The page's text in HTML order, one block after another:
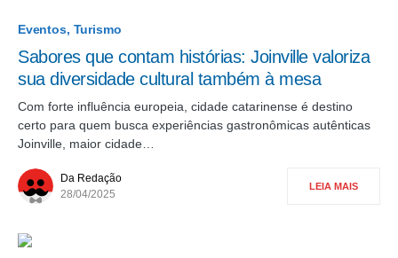
Eventos Turismo
Sabores que contam histórias: Joinville valoriza
sua diversidade cultural também à mesa
Com forte influência europeia, cidade catarinense é destino
certo para quem busca experiências gastronômicas autênticas
Joinville, maior cidade…
Da Redação
28/04/2025
LEIA MAIS